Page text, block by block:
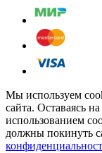
Мы используем
сайта. Оставаясь
использованием
должны покинуть